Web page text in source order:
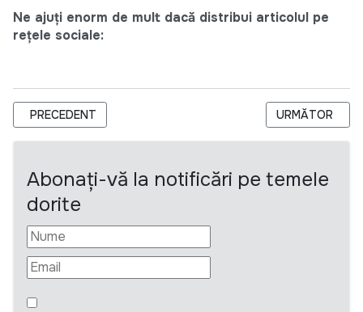
Ne ajuți enorm de mult dacă distribui articolul pe
rețele sociale:
ARTICOL PRECEDENT: CONTABIL-ȘEF (CĂUȘENI)
PRECEDENT ARTICOLUL
URMĂTOR
Abonați-vă la notificări pe temele
dorite